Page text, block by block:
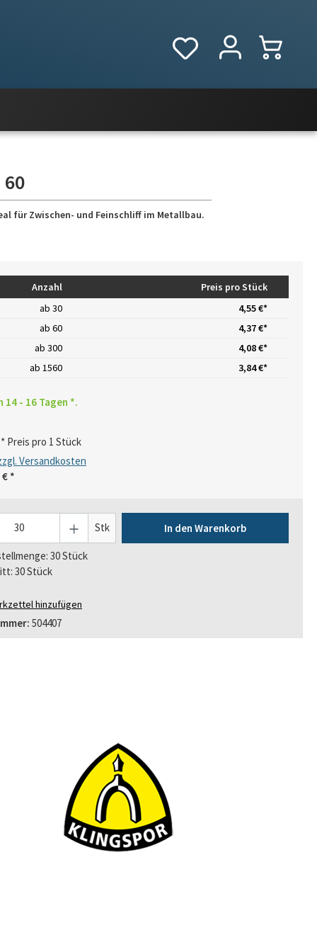
für Zwischen- und Feinschliff im Metallbau.
Anzahl
Preis pro Stück
ab 30
4,55 €*
ab 60
4,37 €*
ab 300
4,08 €*
ab 1560 3,84 €*
14 - 16 Tagen *.
Preis pro 1 Stück
Versandkosten
€ *
Stk In den Warenkorb
30 Stück
30 Stück
hinzufügen
504407